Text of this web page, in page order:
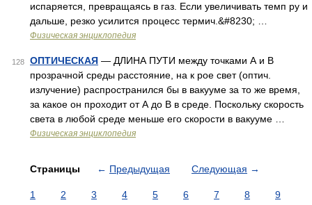
испаряется, превращаясь в газ. Если увеличивать темп ру и
дальше, резко усилится процесс термич.&#8230; …
Физическая энциклопедия
128 ОПТИЧЕСКАЯ — ДЛИНА ПУТИ между точками А и В
прозрачной среды расстояние, на к рое свет (оптич.
излучение) распространился бы в вакууме за то же время,
за какое он проходит от А до В в среде. Поскольку скорость
света в любой среде меньше его скорости в вакууме …
Физическая энциклопедия
Страницы ← Предыдущая Следующая →
1 2 3 4 5 6 7 8
9